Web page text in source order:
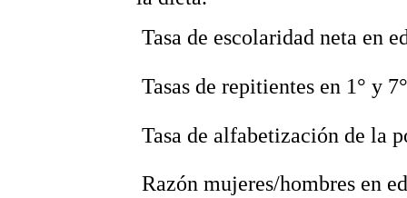
 Tasa de escolaridad neta en
 Tasas de repitientes en 1° y
 Tasa de alfabetización de la
 Razón mujeres/hombres en